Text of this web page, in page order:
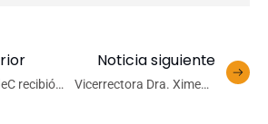
recibió
Noticia siguiente
Vicerrectora Dra. Ximena